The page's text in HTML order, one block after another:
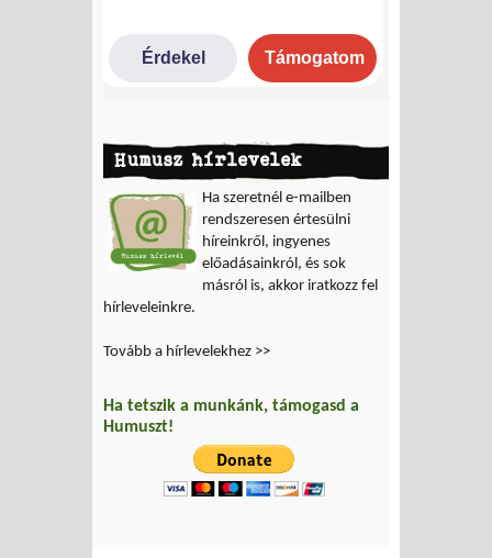
Humusz hírlevelek
Ha szeretnél e-mailben
rendszeresen értesülni
híreinkről, ingyenes
előadásainkról, és sok
másról is, akkor iratkozz fel
hírleveleinkre.
Tovább a hírlevelekhez >>
Ha tetszik a munkánk, támogasd a
Humuszt!